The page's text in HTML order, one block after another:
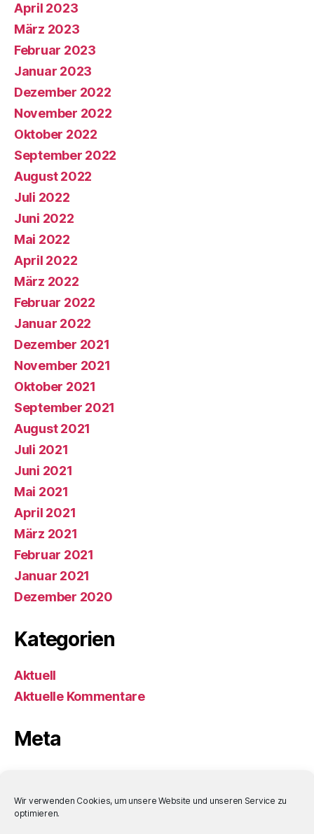
Wir verwenden Cookies, um unsere Website und unseren Service zu
optimieren.
April 2023
März 2023
Februar 2023
Januar 2023
Dezember 2022
November 2022
Oktober 2022
September 2022
August 2022
Juli 2022
Juni 2022
Mai 2022
April 2022
März 2022
Februar 2022
Januar 2022
Dezember 2021
November 2021
Oktober 2021
September 2021
August 2021
Juli 2021
Juni 2021
Mai 2021
April 2021
März 2021
Februar 2021
Januar 2021
Dezember 2020
Kategorien
Aktuell
Aktuelle Kommentare
Meta
Eintrags-Feed
Kommentar-Feed